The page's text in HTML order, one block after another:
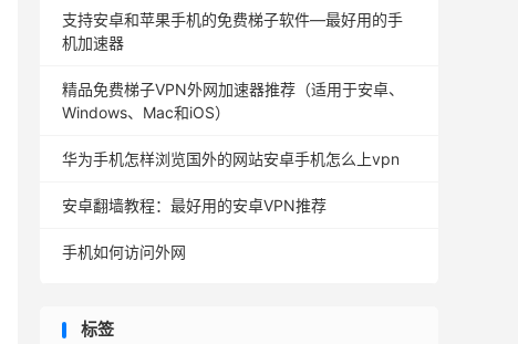
支持安卓和苹果手机的免费梯子软件—最好用的手
机加速器
精品免费梯子VPN外网加速器推荐（适用于安卓、
Windows、Mac和iOS）
华为手机怎样浏览国外的网站安卓手机怎么上vpn
安卓翻墙教程：最好用的安卓VPN推荐
手机如何访问外网
标签